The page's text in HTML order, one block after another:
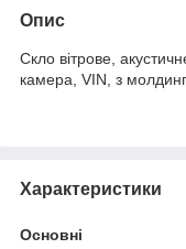
Опис
Скло вітрове,
камера, VIN, з
Характеристики
Основні